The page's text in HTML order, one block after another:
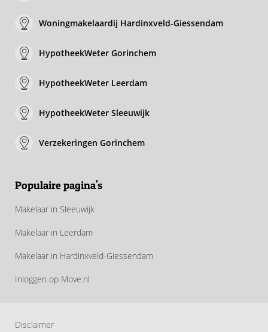
Woningmakelaardij Hardinxveld-Giessendam
HypotheekWeter Gorinchem
HypotheekWeter Leerdam
HypotheekWeter Sleeuwijk
Verzekeringen Gorinchem
Populaire pagina's
Makelaar in Sleeuwijk
Makelaar in Leerdam
Makelaar in Hardinxveld-Giessendam
Inloggen op Move.nl
Disclaimer